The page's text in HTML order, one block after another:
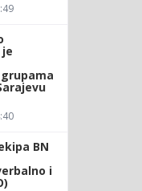
BN
i